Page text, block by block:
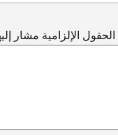
الحقول الإلزامية مشار